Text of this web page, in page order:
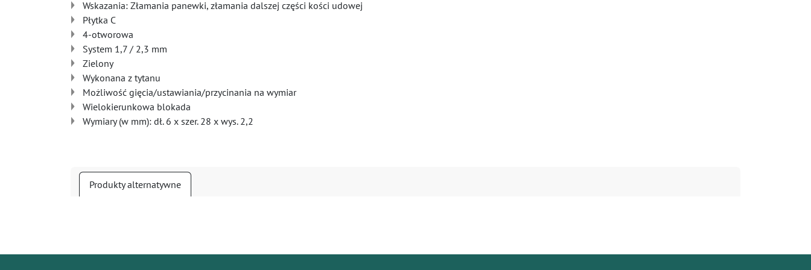
Wskazania: Złamania panewki, złamania dalszej części kości udowej
Płytka C
4-otworowa
System 1,7 / 2,3 mm
Zielony
Wykonana z tytanu
Możliwość gięcia/ustawiania/przycinania na wymiar
Wielokierunkowa blokada
Wymiary (w mm): dł. 6 x szer. 28 x wys. 2,2
Produkty alternatywne